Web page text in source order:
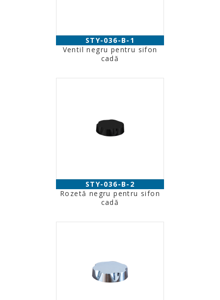
STY-036-B-1
Ventil negru pentru sifon
cadă
STY-036-B-2
Rozetă negru pentru sifon
cadă